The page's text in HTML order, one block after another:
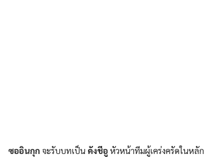
ซออินกุก จะรับบทเป็น คังชีอู หัวหน้าทีมผู้เคร่งครัดในหลัก